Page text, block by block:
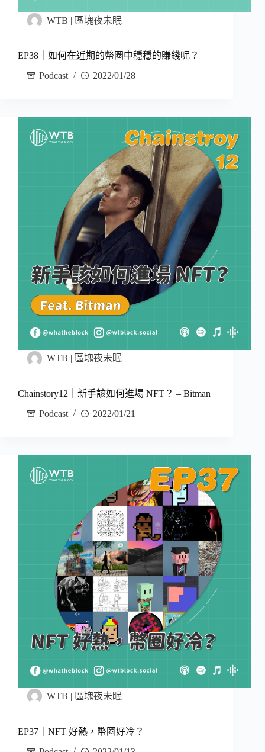
WTB | 區塊夜未眠
EP38｜如何在近期的幣圈中穩穩的賺錢呢？
Podcast
2022/01/28
WTB | 區塊夜未眠
Chainstory12｜新手該如何進場 NFT？ – Bitman
Podcast
2022/01/21
WTB | 區塊夜未眠
EP37｜NFT 好熱，幣圈好冷？